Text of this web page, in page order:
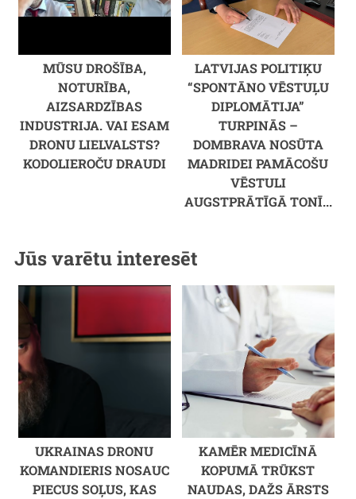
MŪSU DROŠĪBA,
NOTURĪBA,
AIZSARDZĪBAS
INDUSTRIJA. VAI ESAM
DRONU LIELVALSTS?
KODOLIEROČU DRAUDI
LATVIJAS POLITIĶU
“SPONTĀNO VĒSTUĻU
DIPLOMĀTIJA”
TURPINĀS –
DOMBRAVA NOSŪTA
MADRIDEI PAMĀCOŠU
VĒSTULI
AUGSTPRĀTĪGĀ TONĪ...
Jūs varētu interesēt
UKRAINAS DRONU
KOMANDIERIS NOSAUC
PIECUS SOĻUS, KAS
KAMĒR MEDICĪNĀ
KOPUMĀ TRŪKST
NAUDAS, DAŽS ĀRSTS